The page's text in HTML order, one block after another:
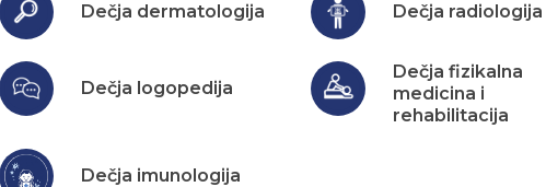
Dečja dermatologija Dečja radiologija
Dečja logopedija
Dečja fizikalna
medicina i
rehabilitacija
Dečja imunologija